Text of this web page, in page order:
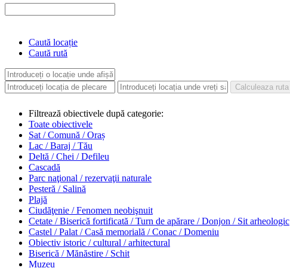
Caută locație
Caută rută
Filtrează obiectivele după categorie:
Toate obiectivele
Sat / Comună / Oraș
Lac / Baraj / Tău
Deltă / Chei / Defileu
Cascadă
Parc naţional / rezervaţii naturale
Pesteră / Salină
Plajă
Ciudăţenie / Fenomen neobişnuit
Cetate / Biserică fortificată / Turn de apărare / Donjon / Sit arheologic
Castel / Palat / Casă memorială / Conac / Domeniu
Obiectiv istoric / cultural / arhitectural
Biserică / Mănăstire / Schit
Muzeu